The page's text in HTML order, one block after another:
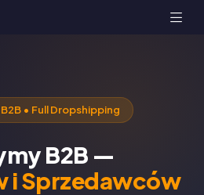
• Full Dropshipping
B2B —
i Sprzedawców